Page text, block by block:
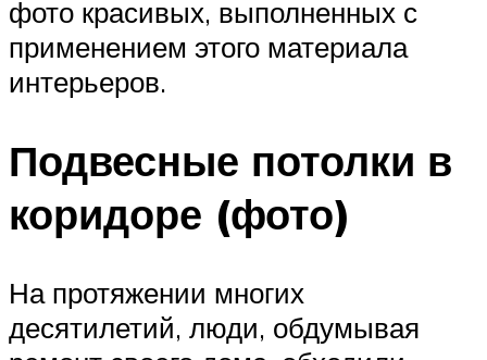
фото красивых, выполненных с
применением этого материала
интерьеров.
Подвесные потолки в
коридоре (фото)
На протяжении многих
десятилетий, люди, обдумывая